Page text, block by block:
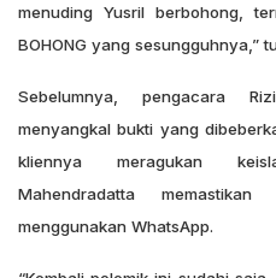
menuding Yusril berbohong,
BOHONG yang sesungguhnya,”
Sebelumnya, pengacara
menyangkal bukti yang
kliennya meragukan
Mahendradatta
menggunakan WhatsApp.